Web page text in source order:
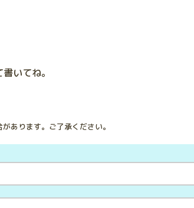
いてね。
あります。ご了承ください。